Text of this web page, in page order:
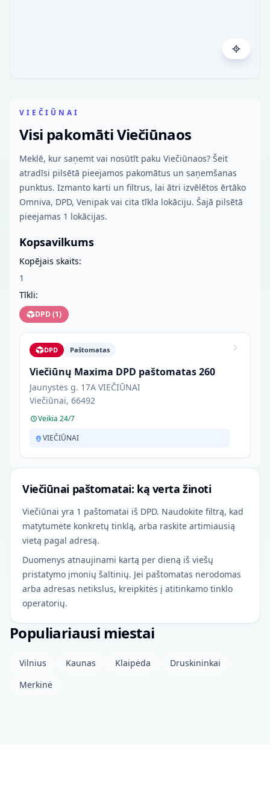
VIEČIŪNAI
Visi pakomāti Viečiūnaos
Meklē, kur saņemt vai nosūtīt paku Viečiūnaos? Šeit
atradīsi pilsētā pieejamos pakomātus un saņemšanas
punktus. Izmanto karti un filtrus, lai ātri izvēlētos ērtāko
Omniva, DPD, Venipak vai cita tīkla lokāciju. Šajā pilsētā
pieejamas 1 lokācijas.
Kopsavilkums
Kopējais skaits:
1
Tīkli:
DPD(1)
DPD Paštomatas
Viečiūnų Maxima DPD paštomatas 260
Jaunystės g. 17A VIEČIŪNAI
Viečiūnai, 66492
Veikia 24/7
VIEČIŪNAI
Viečiūnai paštomatai: ką verta žinoti
Viečiūnai yra 1 paštomatai iš DPD. Naudokite filtrą, kad
matytumėte konkretų tinklą, arba raskite artimiausią
vietą pagal adresą.
Duomenys atnaujinami kartą per dieną iš viešų
pristatymo įmonių šaltinių. Jei paštomatas nerodomas
arba adresas netikslus, kreipkitės į atitinkamo tinklo
operatorių.
Populiariausi miestai
Vilnius Kaunas Klaipėda
Druskininkai
Merkinė